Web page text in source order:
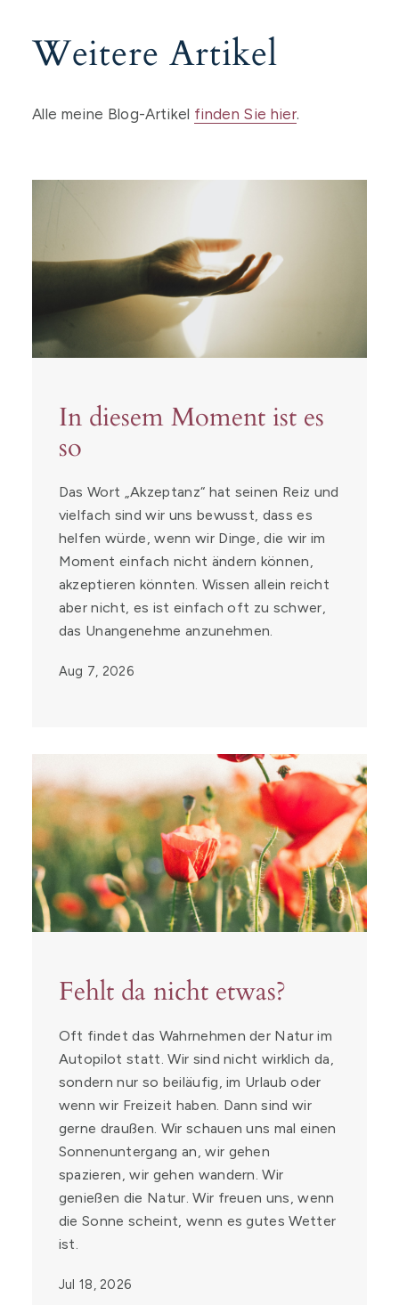
Weitere Artikel
Alle meine Blog-Artikel finden Sie hier.
In diesem Moment ist es
so
Das Wort „Akzeptanz“ hat seinen Reiz und
vielfach sind wir uns bewusst, dass es
helfen würde, wenn wir Dinge, die wir im
Moment einfach nicht ändern können,
akzeptieren könnten. Wissen allein reicht
aber nicht, es ist einfach oft zu schwer,
das Unangenehme anzunehmen.
Aug 7, 2026
Fehlt da nicht etwas?
Oft findet das Wahrnehmen der Natur im
Autopilot statt. Wir sind nicht wirklich da,
sondern nur so beiläufig, im Urlaub oder
wenn wir Freizeit haben. Dann sind wir
gerne draußen. Wir schauen uns mal einen
Sonnenuntergang an, wir gehen
spazieren, wir gehen wandern. Wir
genießen die Natur. Wir freuen uns, wenn
die Sonne scheint, wenn es gutes Wetter
ist.
Jul 18, 2026